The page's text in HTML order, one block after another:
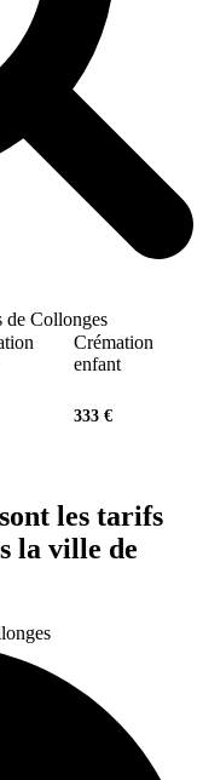
de Collonges
Crémation
enfant
333 €
les tarifs
la ville de